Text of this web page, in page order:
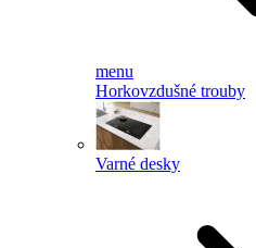
menu
Horkovzdušné trouby
Varné desky